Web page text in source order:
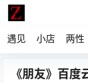
遇见 小店 两性
《朋友》百